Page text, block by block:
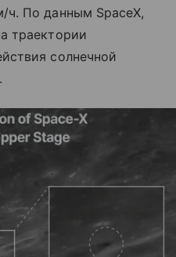
ч. По данным SpaceX,
траектории
солнечной